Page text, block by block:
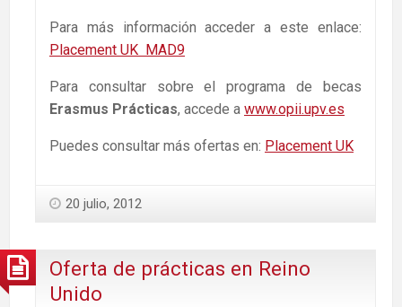
Para más información acceder a este enlace:
Placement UK MAD9
Para consultar sobre el programa de becas
Erasmus Prácticas, accede a www.opii.upv.es
Puedes consultar más ofertas en: Placement UK
20 julio, 2012
Oferta de prácticas en Reino
Unido